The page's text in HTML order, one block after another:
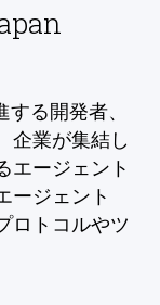
る開発者、
企業が集結し
エージェント
ージェント
ロトコルやツ